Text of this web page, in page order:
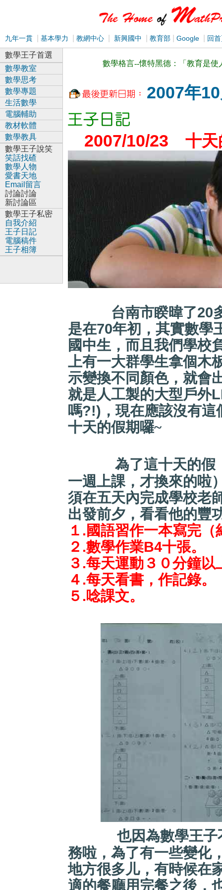
九年一貫 基本學力 教網中心 新興國中 教育部 Google 回
數學格言--懷特黑德：「教育是
2007年
2007/10/23十
台南市睽暐了20
是在70年初，其實數學
國中生，而且我們學校
上有一大群學生拿個木
示變換不同顏色，就會
就是人工製的大型戶外
嗎?!)，現在應該沒有這
十天的假期囉~
為了這十天的假
一週上課，才換來的啦
須在五天內完成學校老
出發前夕，看看他的豐
１.國語習作一本寫完
２.數學作業B4十張。
３.每天運動３０分鐘以
４.每天看書，作記錄。
５.唸課文。
也因為數學王
務啦，為了有一些變化
地方很多儿，有時候在
適的餐廳用完餐之後，
數學王子首選
數學教室
數學思考
數學專題
生活數學
電腦輔助
教材軟體
數學教具
數學王子說笑
笑話找碴
數學人物
愛書天地
Email留言
討論討論
新討論區
數學王子私密
自我介紹
王子日記
電腦稿件
王子相簿